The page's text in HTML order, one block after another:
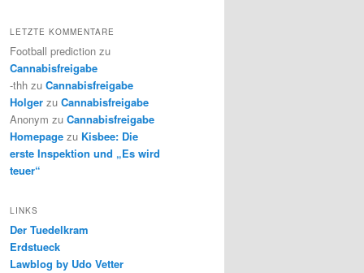
LETZTE KOMMENTARE
Football prediction zu
Cannabisfreigabe
-thh zu Cannabisfreigabe
Holger zu Cannabisfreigabe
Anonym zu Cannabisfreigabe
Homepage zu Kisbee: Die
erste Inspektion und „Es wird
teuer“
LINKS
Der Tuedelkram
Erdstueck
Lawblog by Udo Vetter